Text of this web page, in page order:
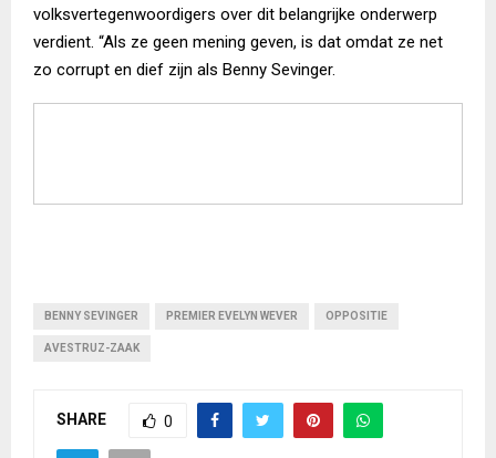
volksvertegenwoordigers over dit belangrijke onderwerp
verdient. “Als ze geen mening geven, is dat omdat ze net
zo corrupt en dief zijn als Benny Sevinger.
BENNY SEVINGER PREMIER EVELYN WEVER OPPOSITIE
AVESTRUZ-ZAAK
SHARE 0